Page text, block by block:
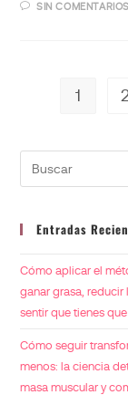
SIN COMENTARIOS
1
Entradas
Cómo aplicar el
ganar grasa,
sentir que tienes
Cómo seguir
menos: la ciencia
masa muscular y